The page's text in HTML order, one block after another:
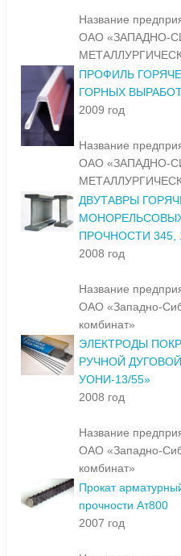
Название
ОАО «ЗАПАДНО-
ПРОФИЛЬ
ГОРНЫХ
2009 год
Название
ОАО «ЗАПАДНО-
ДВУТАВРЫ
ПРОЧНОСТИ 345,
2008 год
Название
ОАО «Западно-
комбинат»
ЭЛЕКТРОДЫ
РУЧНОЙ
УОНИ-13/55»
2008 год
Название
ОАО «Западно-
комбинат»
Прокат
прочности Ат800
2007 год